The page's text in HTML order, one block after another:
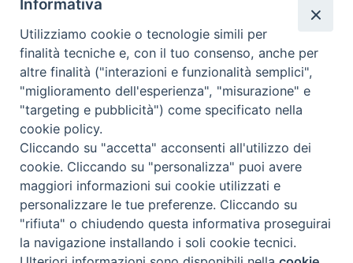
Chi siamo
Come abbonarsi
Contatti
Informativa
Utilizziamo cookie o tecnologie simili per
finalità tecniche e, con il tuo consenso, anche per
altre finalità ("interazioni e funzionalità semplici",
"miglioramento dell'esperienza", "misurazione" e
"targeting e pubblicità") come specificato nella
cookie policy.
Cliccando su "accetta" acconsenti all'utilizzo dei
cookie. Cliccando su "personalizza" puoi avere
maggiori informazioni sui cookie utilizzati e
personalizzare le tue preferenze. Cliccando su
"rifiuta" o chiudendo questa informativa proseguirai
la navigazione installando i soli cookie tecnici.